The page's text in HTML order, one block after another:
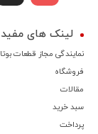
لینک های مفید
نمایندگی مجاز قطعات
فروشگاه
مقالات
سبد خرید
پرداخت